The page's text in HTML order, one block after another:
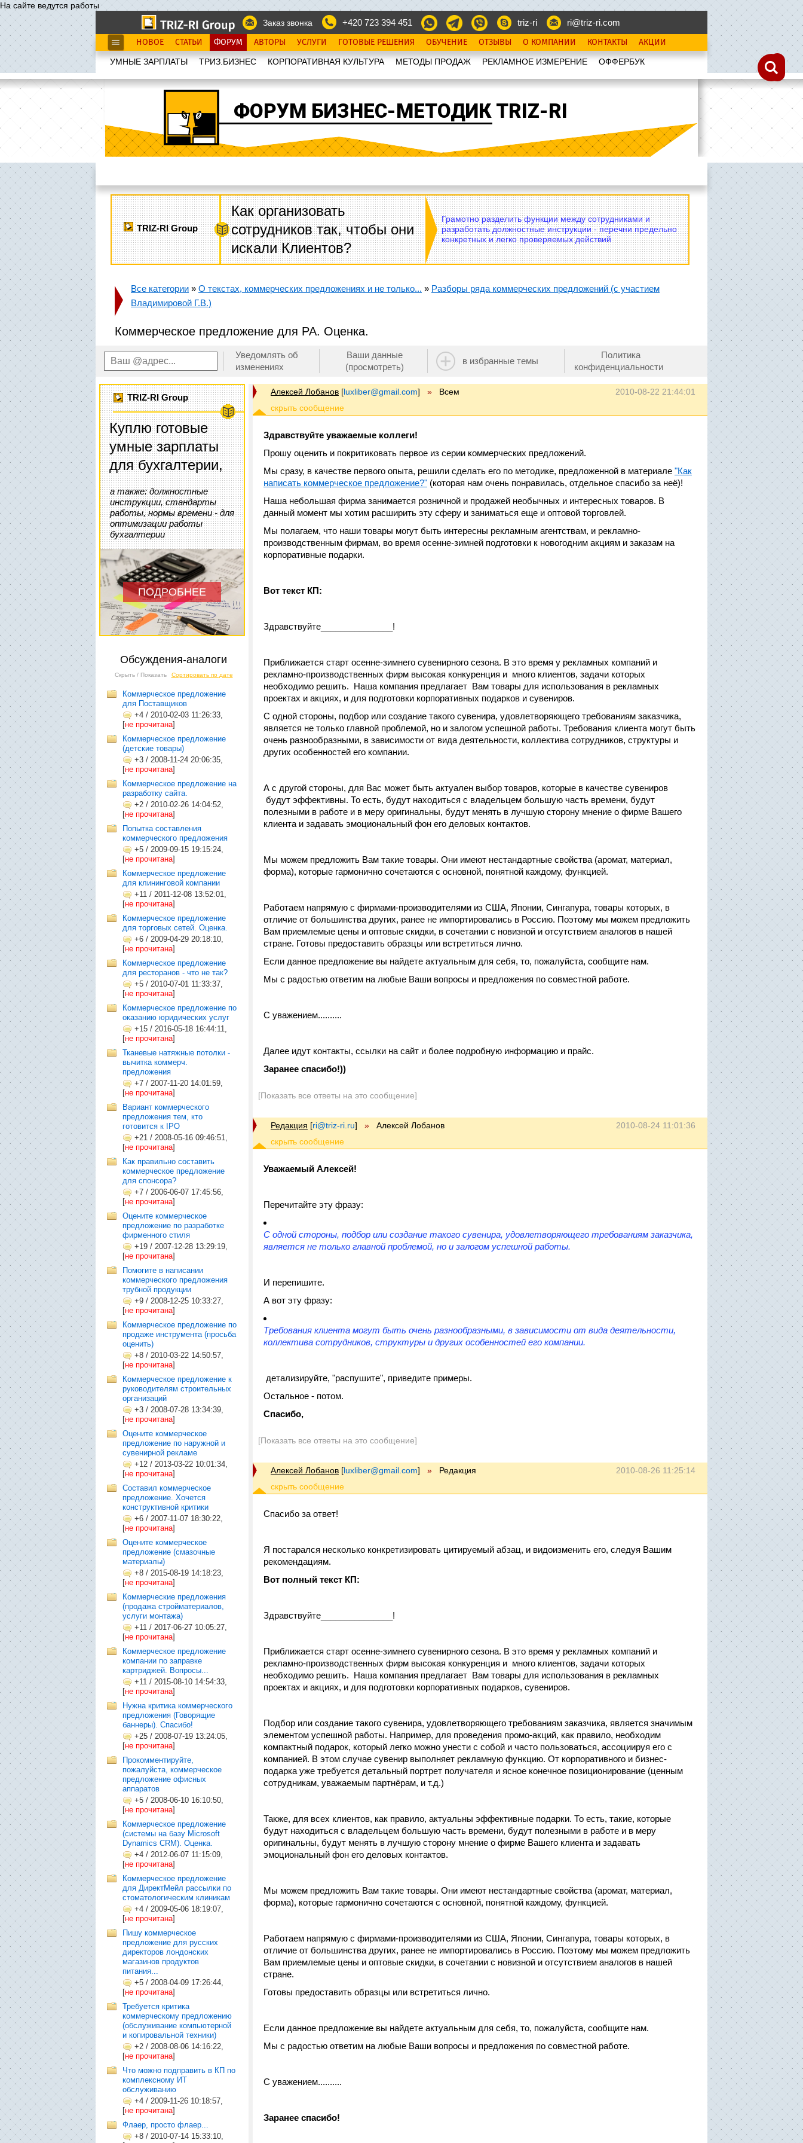
На сайте ведутся работы
Заказ звонка
+420 723 394 451 triz-ri ri@triz-ri.com
НОВОЕ СТАТЬИ ФОРУМ АВТОРЫ УСЛУГИ ГОТОВЫЕ РЕШЕНИЯ ОБУЧЕНИЕ ОТЗЫВЫ О КОМПАНИИ КОНТАКТЫ АКЦИИ
УМНЫЕ ЗАРПЛАТЫ ТРИЗ.БИЗНЕС КОРПОРАТИВНАЯ КУЛЬТУРА МЕТОДЫ ПРОДАЖ РЕКЛАМНОЕ ИЗМЕРЕНИЕ OФФЕРБУК
ФОРУМ БИЗНЕС-МЕТОДИК TRIZ-RI
TRIZ-RI Group
Как организовать
сотрудников так, чтобы они
искали Клиентов?
Грамотно разделить функции между сотрудниками и
разработать должностные инструкции - перечни предельно
конкретных и легко проверяемых действий
Все категории » О текстах, коммерческих предложениях и не только... » Разборы ряда коммерческих предложений (с участием
Владимировой Г.В.)
Коммерческое предложение для РА. Оценка.
Уведомлять об
изменениях
Ваши данные
(просмотреть)
в избранные темы
Политика
конфиденциальности
TRIZ-RI Group
Куплю готовые
умные зарплаты
для бухгалтерии,
а также: должностные
инструкции, стандарты
работы, нормы времени - для
оптимизации работы
бухгалтерии
ПОДРОБНЕЕ
Обсуждения-аналоги
Скрыть / Показать Сортировать по дате
Коммерческое предложение
для Поставщиков
+4 / 2010-02-03 11:26:33,
[не прочитана]
Коммерческое предложение
(детские товары)
+3 / 2008-11-24 20:06:35,
[не прочитана]
Коммерческое предложение на
разработку сайта.
+2 / 2010-02-26 14:04:52,
[не прочитана]
Попытка составления
коммерческого предложения
+5 / 2009-09-15 19:15:24,
[не прочитана]
Коммерческое предложение
для клининговой компании
+11 / 2011-12-08 13:52:01,
[не прочитана]
Коммерческое предложение
для торговых сетей. Оценка.
+6 / 2009-04-29 20:18:10,
[не прочитана]
Коммерческое предложение
для ресторанов - что не так?
+5 / 2010-07-01 11:33:37,
[не прочитана]
Коммерческое предложение по
оказанию юридических услуг
+15 / 2016-05-18 16:44:11,
[не прочитана]
Тканевые натяжные потолки -
вычитка коммерч.
предложения
+7 / 2007-11-20 14:01:59,
[не прочитана]
Вариант коммерческого
предложения тем, кто
готовится к IPO
+21 / 2008-05-16 09:46:51,
[не прочитана]
Как правильно составить
коммерческое предложение
для спонсора?
+7 / 2006-06-07 17:45:56,
[не прочитана]
Оцените коммерческое
предложение по разработке
фирменного стиля
+19 / 2007-12-28 13:29:19,
[не прочитана]
Помогите в написании
коммерческого предложения
трубной продукции
+9 / 2008-12-25 10:33:27,
[не прочитана]
Коммерческое предложение по
продаже инструмента (просьба
оценить)
+8 / 2010-03-22 14:50:57,
[не прочитана]
Коммерческое предложение к
руководителям строительных
организаций
+3 / 2008-07-28 13:34:39,
[не прочитана]
Оцените коммерческое
предложение по наружной и
сувенирной рекламе
+12 / 2013-03-22 10:01:34,
[не прочитана]
Составил коммерческое
предложение. Хочется
конструктивной критики
+6 / 2007-11-07 18:30:22,
[не прочитана]
Оцените коммерческое
предложение (смазочные
материалы)
+8 / 2015-08-19 14:18:23,
[не прочитана]
Коммерческие предложения
(продажа стройматериалов,
услуги монтажа)
+11 / 2017-06-27 10:05:27,
[не прочитана]
Коммерческое предложение
компании по заправке
картриджей. Вопросы...
+11 / 2015-08-10 14:54:33,
[не прочитана]
Нужна критика коммерческого
предложения (Говорящие
баннеры). Спасибо!
+25 / 2008-07-19 13:24:05,
[не прочитана]
Прокомментируйте,
пожалуйста, коммерческое
предложение офисных
аппаратов
+5 / 2008-06-10 16:10:50,
[не прочитана]
Коммерческое предложение
(системы на базу Microsoft
Dynamics CRM). Оценка.
+4 / 2012-06-07 11:15:09,
[не прочитана]
Коммерческое предложение
для ДиректМейл рассылки по
стоматологическим клиникам
+4 / 2009-05-06 18:19:07,
[не прочитана]
Пишу коммерческое
предложение для русских
директоров лондонских
магазинов продуктов
питания...
+5 / 2008-04-09 17:26:44,
[не прочитана]
Требуется критика
коммерческому предложению
(обслуживание компьютерной
и копировальной техники)
+2 / 2008-08-06 14:16:22,
[не прочитана]
Что можно подправить в КП по
комплексному ИТ
обслуживанию
+4 / 2009-11-26 10:18:57,
[не прочитана]
Флаер, просто флаер...
+8 / 2010-07-14 15:33:10,
2010-08-22 21:44:01
Алексей Лобанов [luxliber@gmail.com] » Всем
Здравствуйте уважаемые коллеги!
Прошу оценить и покритиковать первое из серии коммерческих предложений.
Мы сразу, в качестве первого опыта, решили сделать его по методике, предложенной в материале "Как
написать коммерческое предложение?" (которая нам очень понравилась, отдельное спасибо за неё)!
Наша небольшая фирма занимается розничной и продажей необычных и интересных товаров. В
данный момент мы хотим расширить эту сферу и заниматься еще и оптовой торговлей.
Мы полагаем, что наши товары могут быть интересны рекламным агентствам, и рекламно-
производственным фирмам, во время осенне-зимней подготовки к новогодним акциям и заказам на
корпоративные подарки.
Вот текст КП:
Здравствуйте_______________!
Приближается старт осенне-зимнего сувенирного сезона. В это время у рекламных компаний и
рекламно-производственных фирм высокая конкуренция и много клиентов, задачи которых
необходимо решить. Наша компания предлагает Вам товары для использования в рекламных
проектах и акциях, и для подготовки корпоративных подарков и сувениров.
С одной стороны, подбор или создание такого сувенира, удовлетворяющего требованиям заказчика,
является не только главной проблемой, но и залогом успешной работы. Требования клиента могут быть
очень разнообразными, в зависимости от вида деятельности, коллектива сотрудников, структуры и
других особенностей его компании.
А с другой стороны, для Вас может быть актуален выбор товаров, которые в качестве сувениров
будут эффективны. То есть, будут находиться с владельцем большую часть времени, будут
полезными в работе и в меру оригинальны, будут менять в лучшую сторону мнение о фирме Вашего
клиента и задавать эмоциональный фон его деловых контактов.
Мы можем предложить Вам такие товары. Они имеют нестандартные свойства (аромат, материал,
форма), которые гармонично сочетаются с основной, понятной каждому, функцией.
Работаем напрямую с фирмами-производителями из США, Японии, Сингапура, товары которых, в
отличие от большинства других, ранее не импортировались в Россию. Поэтому мы можем предложить
Вам приемлемые цены и оптовые скидки, в сочетании с новизной и отсутствием аналогов в нашей
стране. Готовы предоставить образцы или встретиться лично.
Если данное предложение вы найдете актуальным для себя, то, пожалуйста, сообщите нам.
Мы с радостью ответим на любые Ваши вопросы и предложения по совместной работе.
С уважением..........
Далее идут контакты, ссылки на сайт и более подробную информацию и прайс.
Заранее спасибо!))
[Показать все ответы на это сообщение]
2010-08-24 11:01:36
Редакция [ri@triz-ri.ru] » Алексей Лобанов
Уважаемый Алексей!
Перечитайте эту фразу:
С одной стороны, подбор или создание такого сувенира, удовлетворяющего требованиям заказчика,
является не только главной проблемой, но и залогом успешной работы.
И перепишите.
А вот эту фразу:
Требования клиента могут быть очень разнообразными, в зависимости от вида деятельности,
коллектива сотрудников, структуры и других особенностей его компании.
детализируйте, "распушите", приведите примеры.
Остальное - потом.
Спасибо,
[Показать все ответы на это сообщение]
2010-08-26 11:25:14
Алексей Лобанов [luxliber@gmail.com] » Редакция
Спасибо за ответ!
Я постарался несколько конкретизировать цитируемый абзац, и видоизменить его, следуя Вашим
рекомендациям.
Вот полный текст КП:
Здравствуйте_______________!
Приближается старт осенне-зимнего сувенирного сезона. В это время у рекламных компаний и
рекламно-производственных фирм высокая конкуренция и много клиентов, задачи которых
необходимо решить. Наша компания предлагает Вам товары для использования в рекламных
проектах и акциях, и для подготовки корпоративных подарков, сувениров.
Подбор или создание такого сувенира, удовлетворяющего требованиям заказчика, является значимым
элементом успешной работы. Например, для проведения промо-акций, как правило, необходим
компактный подарок, который легко можно унести с собой и часто пользоваться, ассоциируя его с
компанией. В этом случае сувенир выполняет рекламную функцию. От корпоративного и бизнес-
подарка уже требуется детальный портрет получателя и ясное конечное позиционирование (ценным
сотрудникам, уважаемым партнёрам, и т.д.)
Также, для всех клиентов, как правило, актуальны эффективные подарки. То есть, такие, которые
будут находиться с владельцем большую часть времени, будут полезными в работе и в меру
оригинальны, будут менять в лучшую сторону мнение о фирме Вашего клиента и задавать
эмоциональный фон его деловых контактов.
Мы можем предложить Вам такие товары. Они имеют нестандартные свойства (аромат, материал,
форма), которые гармонично сочетаются с основной, понятной каждому, функцией.
Работаем напрямую с фирмами-производителями из США, Японии, Сингапура, товары которых, в
отличие от большинства других, ранее не импортировались в Россию. Поэтому мы можем предложить
Вам приемлемые цены и оптовые скидки, в сочетании с новизной и отсутствием аналогов в нашей
стране.
Готовы предоставить образцы или встретиться лично.
Если данное предложение вы найдете актуальным для себя, то, пожалуйста, сообщите нам.
Мы с радостью ответим на любые Ваши вопросы и предложения по совместной работе.
С уважением..........
Заранее спасибо!